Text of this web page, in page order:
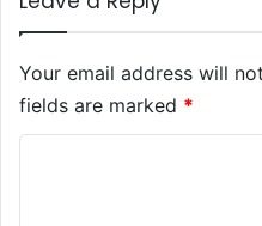
Your email address will
fields are marked *